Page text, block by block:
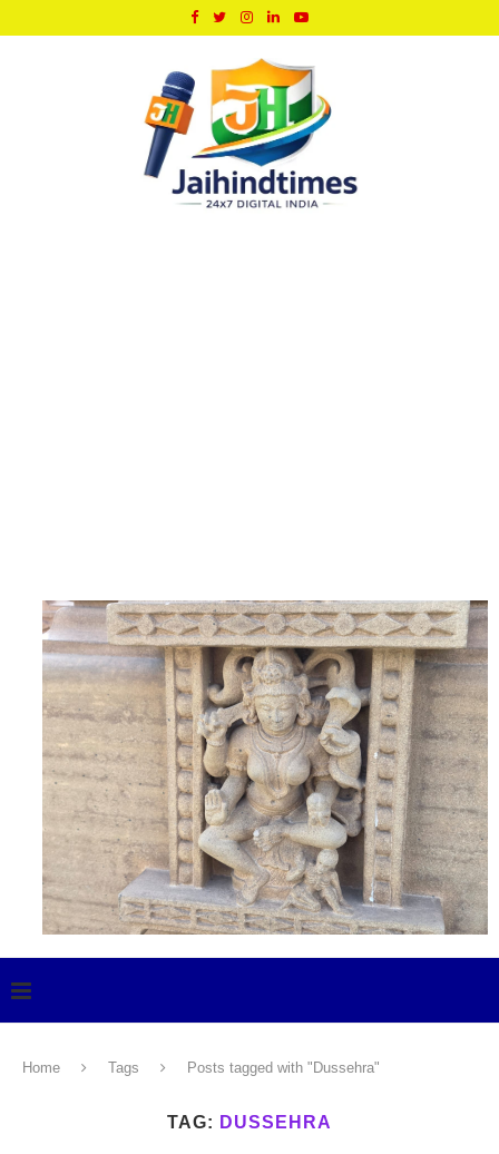
Home Tags Posts tagged with "Dussehra"
TAG: DUSSEHRA